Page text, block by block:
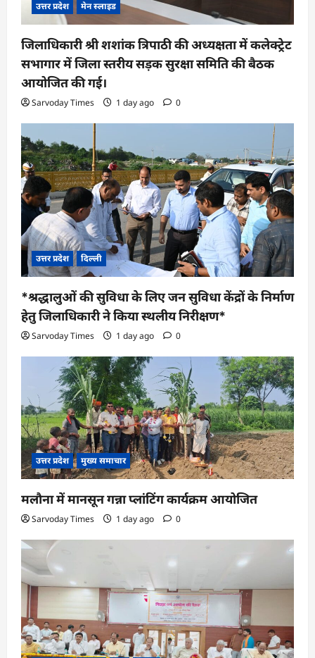
उत्तर प्रदेश मेन स्लाइड
जिलाधिकारी श्री शशांक त्रिपाठी की अध्यक्षता में कलेक्ट्रेट
सभागार में जिला स्तरीय सड़क सुरक्षा समिति की बैठक
आयोजित की गई।
Sarvoday Times 1 day ago 0
उत्तर प्रदेश दिल्ली
*श्रद्धालुओं की सुविधा के लिए जन सुविधा केंद्रों के निर्माण
हेतु जिलाधिकारी ने किया स्थलीय निरीक्षण*
Sarvoday Times 1 day ago 0
उत्तर प्रदेश मुख्य समाचार
मलौना में मानसून गन्ना प्लांटिंग कार्यक्रम आयोजित
Sarvoday Times 1 day ago 0